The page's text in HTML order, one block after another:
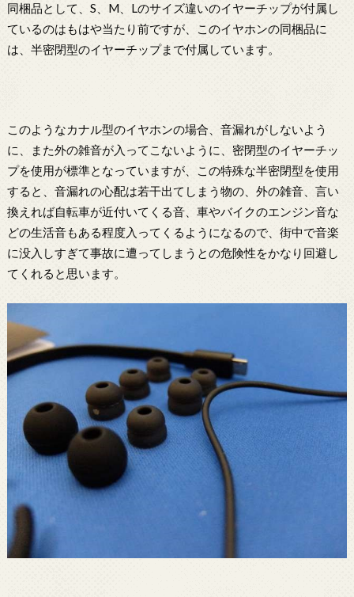
同梱品として、S、M、Lのサイズ違いのイヤーチップが付属し
ているのはもはや当たり前ですが、このイヤホンの同梱品に
は、半密閉型のイヤーチップまで付属しています。
このようなカナル型のイヤホンの場合、音漏れがしないよう
に、また外の雑音が入ってこないように、密閉型のイヤーチッ
プを使用が標準となっていますが、この特殊な半密閉型を使用
すると、音漏れの心配は若干出てしまう物の、外の雑音、言い
換えれば自転車が近付いてくる音、車やバイクのエンジン音な
どの生活音もある程度入ってくるようになるので、街中で音楽
に没入しすぎて事故に遭ってしまうとの危険性をかなり回避し
てくれると思います。